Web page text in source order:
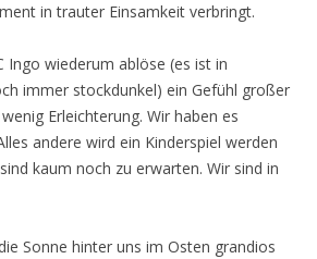
in trauter Einsamkeit verbringt.
Ingo wiederum ablöse (es ist in
immer stockdunkel) ein Gefühl großer
Erleichterung. Wir haben es
andere wird ein Kinderspiel werden
kaum noch zu erwarten. Wir sind in
Sonne hinter uns im Osten grandios